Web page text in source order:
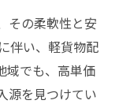
をさらにア
ライバーと
その柔軟性と安
伴い、軽貨物配
域でも、高単価
源を見つけてい